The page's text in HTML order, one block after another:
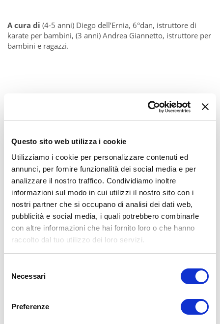
Questo sito web utilizza i cookie
Utilizziamo i cookie per personalizzare contenuti ed
annunci, per fornire funzionalità dei social media e per
analizzare il nostro traffico. Condividiamo inoltre
informazioni sul modo in cui utilizzi il nostro sito con i
nostri partner che si occupano di analisi dei dati web,
pubblicità e social media, i quali potrebbero combinarle
con altre informazioni che hai fornito loro o che hanno
raccolto dal tuo utilizzo dei loro servizi.
delNecessari
Preferenze
A cura di (4-5 anni) Diego dell’Ernia, 6°dan, istruttore di
karate per bambini, (3 anni) Andrea Giannetto, istruttore per
bambini e ragazzi.